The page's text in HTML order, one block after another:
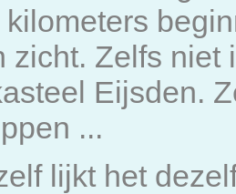
zicht. Zelfs
Eijsden.
...
lijkt het